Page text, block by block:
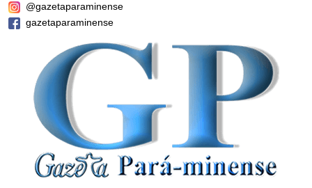
@gazetaparaminense
gazetaparaminense